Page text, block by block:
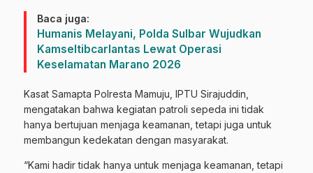
Baca juga:
Humanis Melayani, Polda Sulbar Wujudkan
Kamseltibcarlantas Lewat Operasi
Keselamatan Marano 2026
Kasat Samapta Polresta Mamuju, IPTU Sirajuddin,
mengatakan bahwa kegiatan patroli sepeda ini tidak
hanya bertujuan menjaga keamanan, tetapi juga untuk
membangun kedekatan dengan masyarakat.
“Kami hadir tidak hanya untuk menjaga keamanan, tetapi